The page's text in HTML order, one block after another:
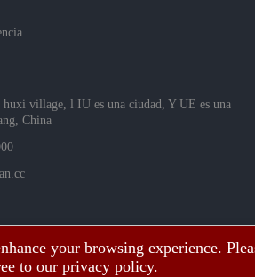
your browsing experience.
to our privacy policy.
village, l IU es una ciudad, Y UE es una
China